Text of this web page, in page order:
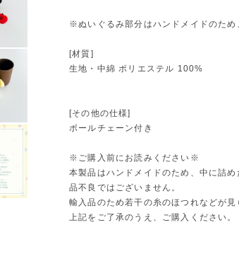
※ぬいぐるみ部分はハンドメイドのため
[材質]
生地・中綿 ポリエステル 100%
[その他の仕様]
ボールチェーン付き
※ご購入前にお読みください※
本製品はハンドメイドのため、中に詰
品不良ではございません。
輸入品のため若干の糸のほつれなどが
上記をご了承のうえ、ご購入ください。